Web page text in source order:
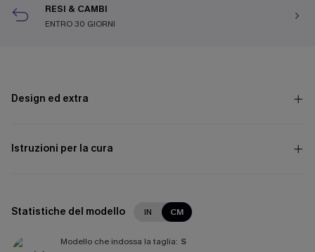
RESI & CAMBI
ENTRO 30 GIORNI
Design ed extra
Istruzioni per la cura
Statistiche del modello IN CM
Modello che indossa la taglia: S